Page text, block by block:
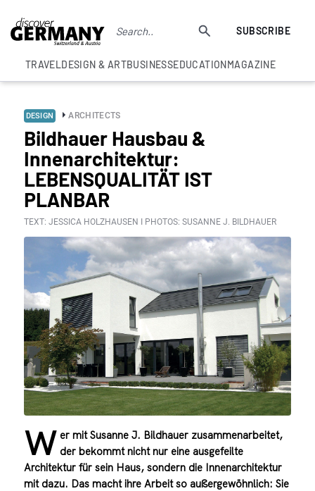
SUBSCRIBE
TRAVELDESIGN & ARTBUSINESSEDUCATIONMAGAZINE
DESIGN ARCHITECTS
Bildhauer Hausbau &
Innenarchitektur:
LEBENSQUALITÄT IST
PLANBAR
TEXT: JESSICA HOLZHAUSEN I PHOTOS: SUSANNE J. BILDHAUER
W er mit Susanne J. Bildhauer zusammenarbeitet,
der bekommt nicht nur eine ausgefeilte
Architektur für sein Haus, sondern die Innenarchitektur
mit dazu. Das macht ihre Arbeit so außergewöhnlich: Sie